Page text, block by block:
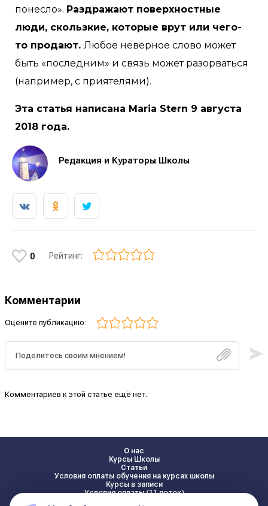
понесло». Раздражают поверхностные
люди, скользкие, которые врут или чего-
то продают. Любое неверное слово может
быть «последним» и связь может разорваться
(например, с приятелями).
Эта статья написана Maria Stern 9 августа
2018 года.
Редакция и Кураторы Школы
0 Рейтинг:
Комментарии
Оцените публикацию:
Комментариев к этой статье ещё нет.
О нас
Курсы Школы
Статьи
Условия оплаты обучения на курсах школы
Курсы в записи
Условия оплаты (11 поток)